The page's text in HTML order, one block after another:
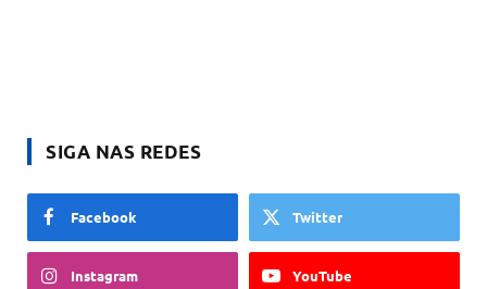
SIGA NAS REDES
Facebook Twitter
Instagram YouTube